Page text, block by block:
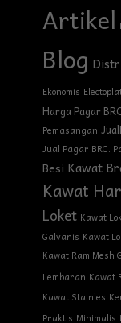
Artikel
Blog
Ekonomis
Harga Pagar
Pemasangan
Jual Pagar BRC.
Besi Kawat
Kawat
Loket Kawat
Galvanis Kawat
Kawat Ram Mesh
Lembaran Kawat
Kawat Stainles
Praktis Minimalis